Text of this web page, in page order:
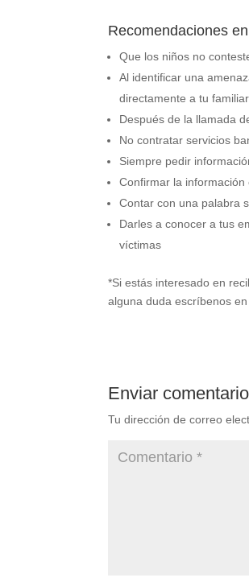
Recomendaciones
Que los niños no
Al identificar una
directamente a tu familiar
Después de la llamada
No contratar servicios
Siempre pedir
Confirmar la información
Contar con una palabra
Darles a conocer a tus
víctimas
*Si estás interesado en
alguna duda escríbenos en
Enviar comentario
Tu dirección de correo